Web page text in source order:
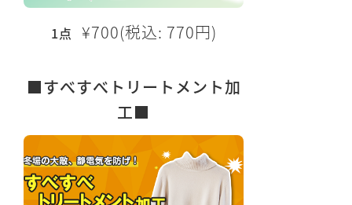
1点 ¥700(税込: 770円)
■すべすべトリートメント加
工■